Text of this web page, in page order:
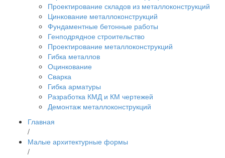
Проектирование складов из металлоконструкций
Цинкование металлоконструкций
Фундаментные бетонные работы
Генподрядное строительство
Проектирование металлоконструкций
Гибка металлов
Оцинкование
Сварка
Гибка арматуры
Разработка КМД и КМ чертежей
Демонтаж металлоконструкций
Главная
/
Малые архитектурные формы
/